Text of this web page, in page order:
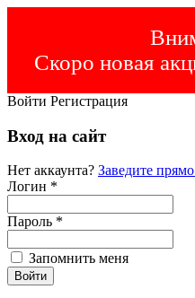
Скоро новая
Войти Регистрация
Вход на сайт
Нет аккаунта? Заведите
Логин *
Пароль *
Запомнить меня